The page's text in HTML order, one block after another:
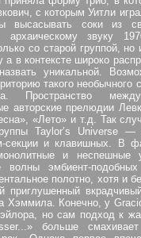
с которым Уитли
высасывать соки из
архаическому звуку
со старой группой,
в контексте широко
уникальной.
такого
Пространство
авторские прелюдии
«Лето» и т.д. Так
Taylor’s Universe
секции и клавишных. В
и неспешные
волны эмбиент-
полотно, хотя и
приглушенный
Хэммила. Конечно, у
но сам подход к
больше